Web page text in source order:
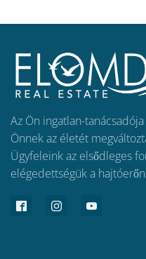
Az Ön ingatlan-
Önnek az életét
Ügyfeleink az elsődleges
elégedettségük a